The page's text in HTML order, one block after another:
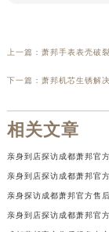
上一篇： 萧邦手表表壳破
下一篇： 萧邦机芯生锈解
相关文章